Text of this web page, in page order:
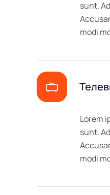
sunt.
modi
Lorem
sunt.
modi